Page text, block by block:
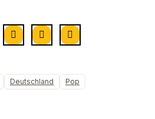
Deutschland Pop